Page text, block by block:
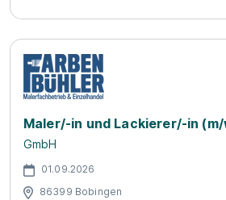
Maler/-in und Lackierer/-in
GmbH
01.09.2026
86399 Bobingen